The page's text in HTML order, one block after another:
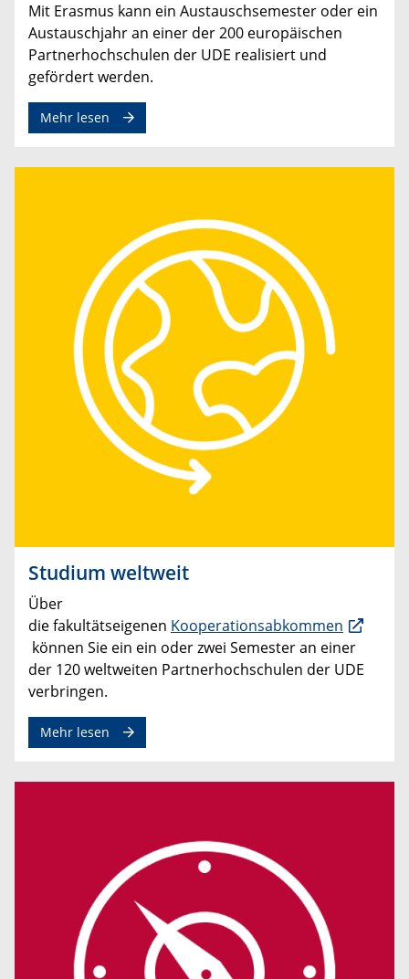
Mit Erasmus kann ein Austauschsemester oder ein
Austauschjahr an einer der 200 europäischen
Partnerhochschulen der UDE realisiert und
gefördert werden.
Mehr lesen
Studium weltweit
Über
die fakultätseigenen Kooperationsabkommen
können Sie ein ein oder zwei Semester an einer
der 120 weltweiten Partnerhochschulen der UDE
verbringen.
Mehr lesen